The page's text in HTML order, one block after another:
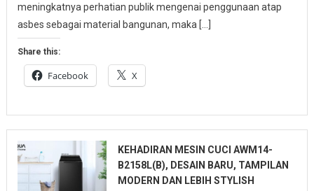
meningkatnya perhatian publik mengenai penggunaan atap
asbes sebagai material bangunan, maka […]
Share this:
Facebook X
KEHADIRAN MESIN CUCI AWM14-
B2158L(B), DESAIN BARU, TAMPILAN
MODERN DAN LEBIH STYLISH